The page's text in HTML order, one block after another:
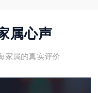
属心声
家属的真实评价